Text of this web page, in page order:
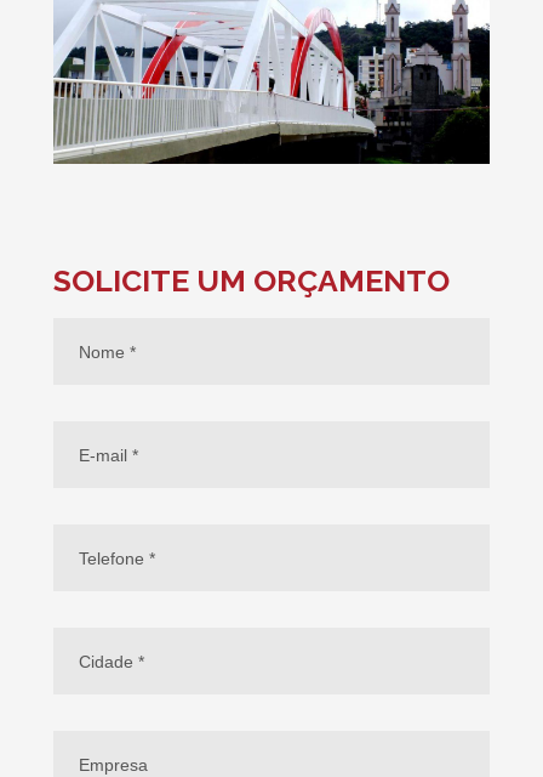
SOLICITE UM ORÇAMENTO